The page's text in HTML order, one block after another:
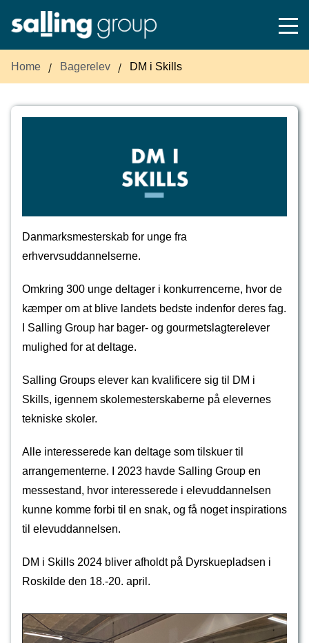
Home Bagerelev DM i Skills
Danmarksmesterskab for unge fra
erhvervsuddannelserne.
Omkring 300 unge deltager i konkurrencerne, hvor de
kæmper om at blive landets bedste indenfor deres fag.
I Salling Group har bager- og gourmetslagterelever
mulighed for at deltage.
Salling Groups elever kan kvalificere sig til DM i
Skills, igennem skolemesterskaberne på elevernes
tekniske skoler.
Alle interesserede kan deltage som tilskuer til
arrangementerne. I 2023 havde Salling Group en
messestand, hvor interesserede i elevuddannelsen
kunne komme forbi til en snak, og få noget inspirations
til elevuddannelsen.
DM i Skills 2024 bliver afholdt på Dyrskuepladsen i
Roskilde den 18.-20. april.